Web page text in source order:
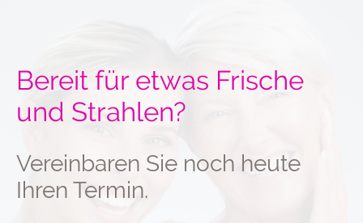
Bereit für etwas Frische
und Strahlen?
Vereinbaren Sie noch heute
Ihren Termin.